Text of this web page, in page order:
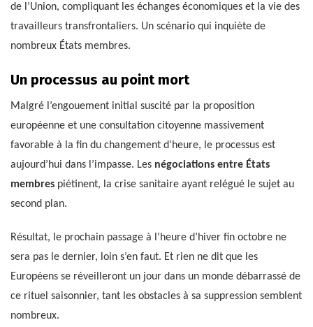
de l’Union, compliquant les échanges économiques et la vie des
travailleurs transfrontaliers. Un scénario qui inquiète de
nombreux États membres.
Un processus au point mort
Malgré l’engouement initial suscité par la proposition
européenne et une consultation citoyenne massivement
favorable à la fin du changement d’heure, le processus est
aujourd’hui dans l’impasse. Les négociations entre États
membres piétinent, la crise sanitaire ayant relégué le sujet au
second plan.
Résultat, le prochain passage à l’heure d’hiver fin octobre ne
sera pas le dernier, loin s’en faut. Et rien ne dit que les
Européens se réveilleront un jour dans un monde débarrassé de
ce rituel saisonnier, tant les obstacles à sa suppression semblent
nombreux.